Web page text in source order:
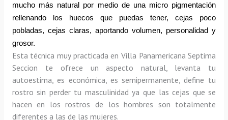
mucho más natural por medio de una micro pigmentación
rellenando los huecos que puedas tener, cejas poco
pobladas, cejas claras, aportando volumen, personalidad y
grosor.
Esta técnica muy practicada en Villa Panamericana Septima
Seccion te ofrece un aspecto natural, levanta tu
autoestima, es económica, es semipermanente, define tu
rostro sin perder tu masculinidad ya que las cejas que se
hacen en los rostros de los hombres son totalmente
diferentes a las de las mujeres.